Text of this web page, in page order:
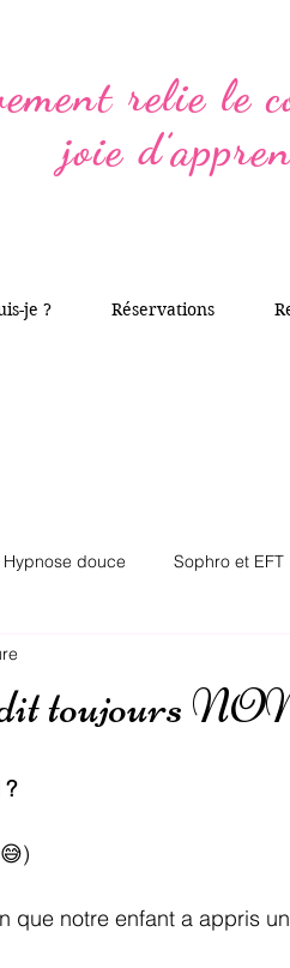
relie le
joie
je ? Réservations
Hypnose douce Sophro et EFT
chaîne YouTube
toujours
?
que notre enfant a appris